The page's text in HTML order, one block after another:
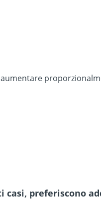
preferiscono